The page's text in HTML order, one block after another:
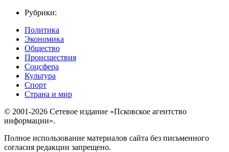
Рубрики:
Политика
Экономика
Общество
Происшествия
Соцсфера
Культура
Спорт
Страна и мир
© 2001-2026 Сетевое издание «Псковское агентство
информации».
Полное использование материалов сайта без письменного
согласия редакции запрещено.